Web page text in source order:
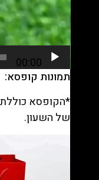
00:00
תמונות קופסא:
*הקופסא כוללת
של השעון.